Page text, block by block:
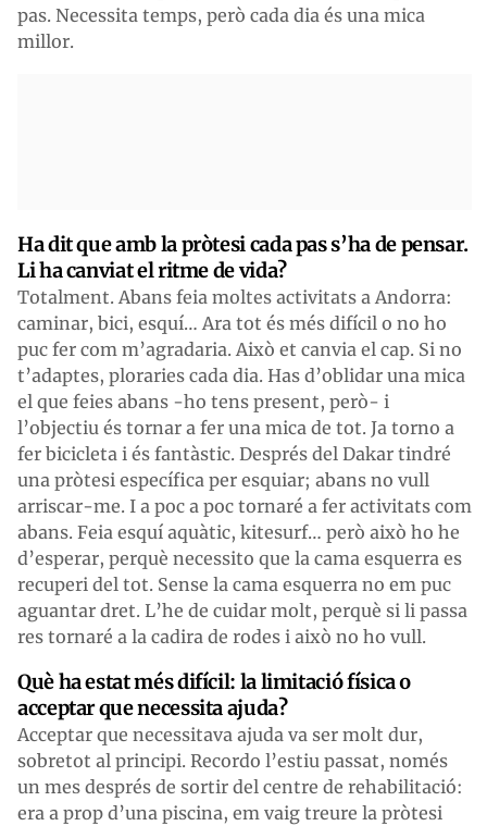
pas. Necessita temps, però cada dia és una mica
millor.
Ha dit que amb la pròtesi cada pas s’ha de pensar.
Li ha canviat el ritme de vida?
Totalment. Abans feia moltes activitats a Andorra:
caminar, bici, esquí… Ara tot és més difícil o no ho
puc fer com m’agradaria. Això et canvia el cap. Si no
t’adaptes, ploraries cada dia. Has d’oblidar una mica
el que feies abans -ho tens present, però- i
l’objectiu és tornar a fer una mica de tot. Ja torno a
fer bicicleta i és fantàstic. Després del Dakar tindré
una pròtesi específica per esquiar; abans no vull
arriscar-me. I a poc a poc tornaré a fer activitats com
abans. Feia esquí aquàtic, kitesurf… però això ho he
d’esperar, perquè necessito que la cama esquerra es
recuperi del tot. Sense la cama esquerra no em puc
aguantar dret. L’he de cuidar molt, perquè si li passa
res tornaré a la cadira de rodes i això no ho vull.
Què ha estat més difícil: la limitació física o
acceptar que necessita ajuda?
Acceptar que necessitava ajuda va ser molt dur,
sobretot al principi. Recordo l’estiu passat, només
un mes després de sortir del centre de rehabilitació:
era a prop d’una piscina, em vaig treure la pròtesi